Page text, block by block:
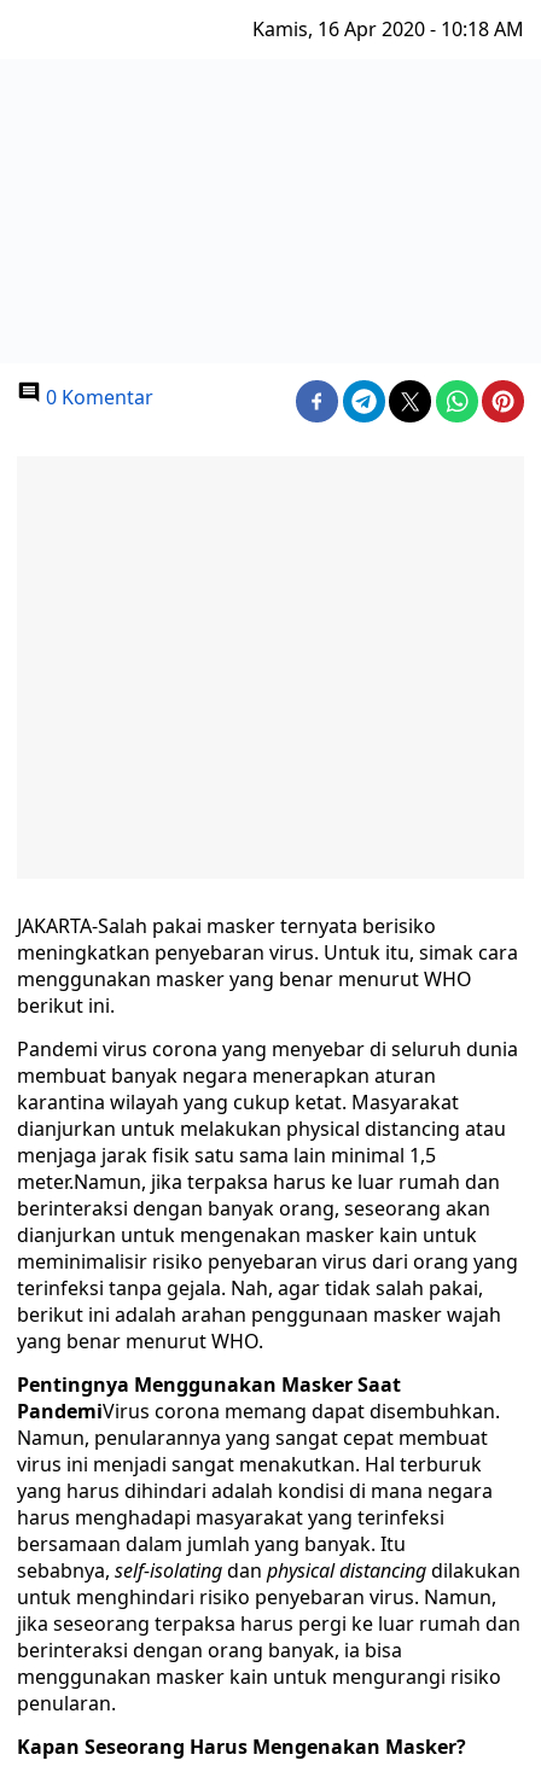
Kamis, 16 Apr 2020 - 10:18 AM
0 Komentar
JAKARTA-Salah pakai masker ternyata berisiko
meningkatkan penyebaran virus. Untuk itu, simak cara
menggunakan masker yang benar menurut WHO
berikut ini.
Pandemi virus corona yang menyebar di seluruh dunia
membuat banyak negara menerapkan aturan
karantina wilayah yang cukup ketat. Masyarakat
dianjurkan untuk melakukan physical distancing atau
menjaga jarak fisik satu sama lain minimal 1,5
meter.Namun, jika terpaksa harus ke luar rumah dan
berinteraksi dengan banyak orang, seseorang akan
dianjurkan untuk mengenakan masker kain untuk
meminimalisir risiko penyebaran virus dari orang yang
terinfeksi tanpa gejala. Nah, agar tidak salah pakai,
berikut ini adalah arahan penggunaan masker wajah
yang benar menurut WHO.
Pentingnya Menggunakan Masker Saat
PandemiVirus corona memang dapat disembuhkan.
Namun, penularannya yang sangat cepat membuat
virus ini menjadi sangat menakutkan. Hal terburuk
yang harus dihindari adalah kondisi di mana negara
harus menghadapi masyarakat yang terinfeksi
bersamaan dalam jumlah yang banyak. Itu
sebabnya, self-isolatingdan physical distancingdilakukan
untuk menghindari risiko penyebaran virus. Namun,
jika seseorang terpaksa harus pergi ke luar rumah dan
berinteraksi dengan orang banyak, ia bisa
menggunakan masker kain untuk mengurangi risiko
penularan.
Kapan Seseorang Harus Mengenakan Masker?